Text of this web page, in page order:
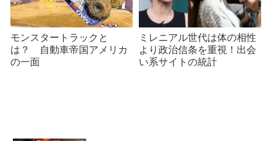
モンスタートラックと
は？ 自動車帝国アメリカ
の一面
ミレニアル世代は体の相性
より政治信条を重視！出会
い系サイトの統計